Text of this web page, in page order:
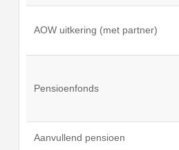
AOW uitkering (met partner)
Pensioenfonds
Aanvullend pensioen